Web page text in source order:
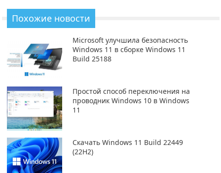
Похожие новости
Microsoft улучшила безопасность
Windows 11 в сборке Windows 11
Build 25188
Простой способ переключения на
проводник Windows 10 в Windows
11
Скачать Windows 11 Build 22449
(22H2)